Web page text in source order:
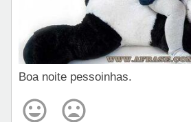
Boa noite pessoinhas.